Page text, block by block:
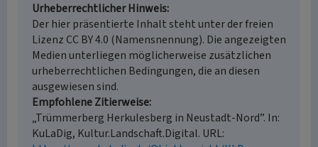
Urheberrechtlicher Hinweis
Der hier präsentierte Inhalt steht unter der freien
Lizenz CC BY 4.0 (Namensnennung). Die angezeigten
Medien unterliegen möglicherweise zusätzlichen
urheberrechtlichen Bedingungen, die an diesen
ausgewiesen sind.
Empfohlene Zitierweise
„Trümmerberg Herkulesberg in Neustadt-Nord”. In:
KuLaDig, Kultur.Landschaft.Digital. URL: